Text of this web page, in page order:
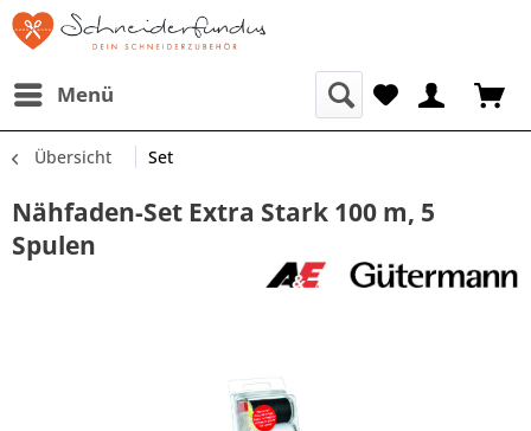
Menü
Übersicht Set
Nähfaden-Set Extra Stark 100 m, 5
Spulen